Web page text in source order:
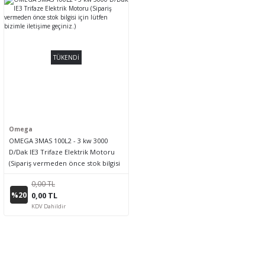
TÜKENDİ
Omega
OMEGA 3MAS 100L2 - 3 kw 3000
D/Dak IE3 Trifaze Elektrik Motoru
(Sipariş vermeden önce stok bilgisi
%20
0,00 TL
0,00 TL
KDV Dahildir